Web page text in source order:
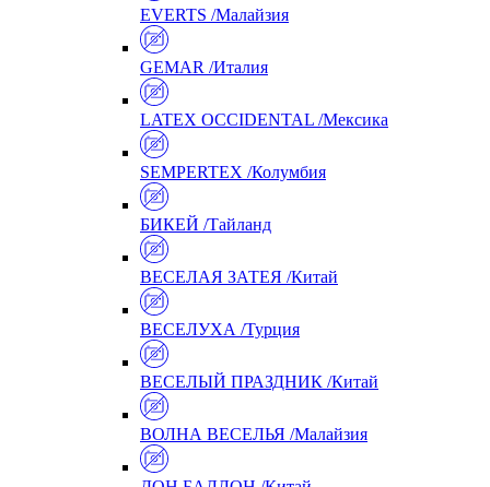
EVERTS /Малайзия
GEMAR /Италия
LATEX OCCIDENTAL /Мексика
SEMPERTEX /Колумбия
БИКЕЙ /Тайланд
ВЕСЕЛАЯ ЗАТЕЯ /Китай
ВЕСЕЛУХА /Турция
ВЕСЕЛЫЙ ПРАЗДНИК /Китай
ВОЛНА ВЕСЕЛЬЯ /Малайзия